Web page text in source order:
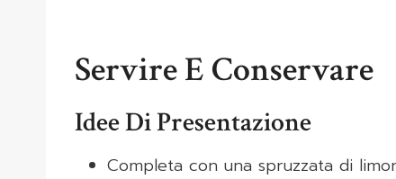
Servire E Conservare
Idee Di Presentazione
Completa con una spruzzata di